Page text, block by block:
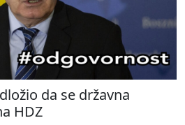
da se državna
HDZ